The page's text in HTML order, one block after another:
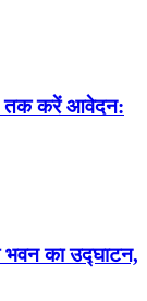
तक करें आवेदन:
भवन का उद्घाटन,